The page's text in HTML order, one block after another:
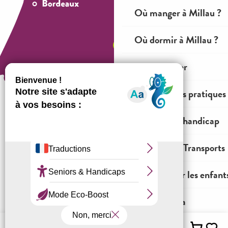
Où manger à Millau ?
Où dormir à Millau ?
Voir et visiter
Informations pratiques
Tourisme et handicap
Mobilités & Transports
Agenda pour les
Tout l'agenda
Mentions légalesConditions générales de ventes
Espace OT